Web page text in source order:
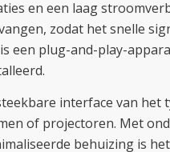
en een laag
zodat het snelle
een plug-and-play-
interface van het
of projectoren. Met
behuizing is